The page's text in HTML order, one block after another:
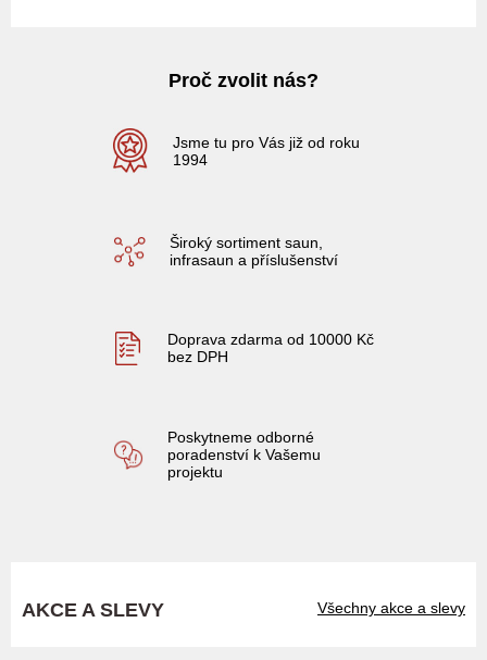
Proč zvolit nás?
Jsme tu pro Vás již od roku
1994
Široký sortiment saun,
infrasaun a příslušenství
Doprava zdarma od 10000 Kč
bez DPH
Poskytneme odborné
poradenství k Vašemu
projektu
AKCE A SLEVY Všechny akce a slevy